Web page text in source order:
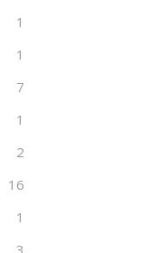
1
1
7
1
2
16
1